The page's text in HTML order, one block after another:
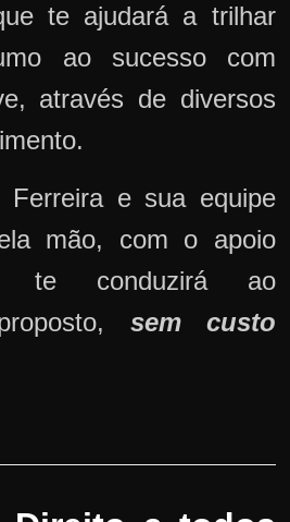
te ajudará a trilhar
ao sucesso com
através de diversos
Ferreira e sua equipe
mão, com o apoio
te conduzirá ao
sem custo